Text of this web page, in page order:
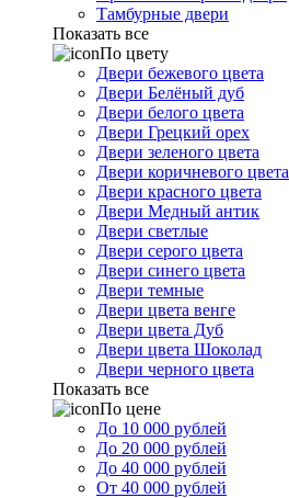
Тамбурные двери
Показать все
По цвету
Двери бежевого цвета
Двери Белёный дуб
Двери белого цвета
Двери Грецкий орех
Двери зеленого цвета
Двери коричневого цвета
Двери красного цвета
Двери Медный антик
Двери светлые
Двери серого цвета
Двери синего цвета
Двери темные
Двери цвета венге
Двери цвета Дуб
Двери цвета Шоколад
Двери черного цвета
Показать все
По цене
До 10 000 рублей
До 20 000 рублей
До 40 000 рублей
От 40 000 рублей